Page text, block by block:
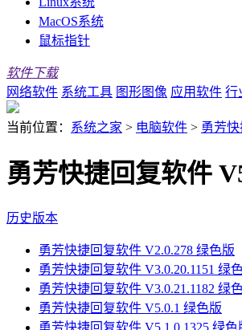
MacOS系统
鼠标指针
软件下载
网络软件 系统工具 图形图像 应用软件 行
当前位置： 系统之家 > 电脑软件 > 勇芳
勇芳快捷回复软件
历史版本
勇芳快捷回复软件 V2.0.278 绿色版
勇芳快捷回复软件 V3.0.20.1151 绿
勇芳快捷回复软件 V3.0.21.1182 绿
勇芳快捷回复软件 V5.0.1 绿色版
勇芳快捷回复软件 V5.1.0.1325 绿色